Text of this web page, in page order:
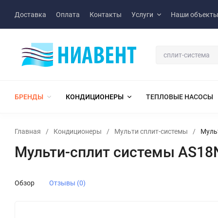
Доставка Оплата Контакты Услуги Наши объекты
БРЕНДЫ КОНДИЦИОНЕРЫ ТЕПЛОВЫЕ НАСОСЫ
Главная / Кондиционеры / Мульти сплит-системы /
Мульти-сплит системы
Обзор Отзывы (0)